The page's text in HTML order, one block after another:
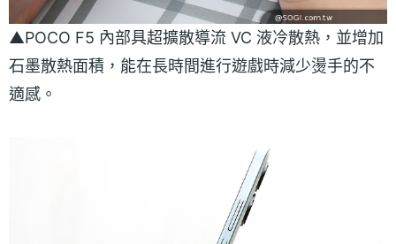
▲POCO F5 內部具超擴散導流 VC 液冷散熱，並增加
石墨散熱面積，能在長時間進行遊戲時減少燙手的不
適感。